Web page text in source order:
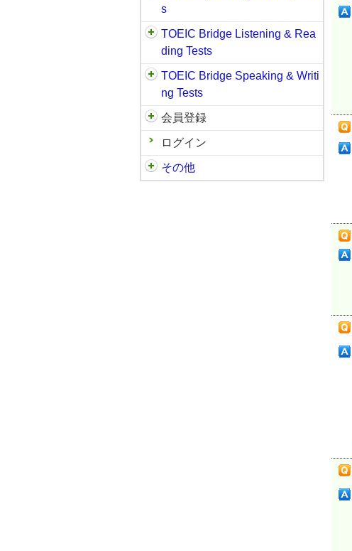
s
TOEIC Bridge Listening & Rea
ding Tests
TOEIC Bridge Speaking & Writi
ng Tests
会員登録
ログイン
その他